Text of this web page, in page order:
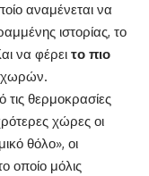
αναμένεται να
ιστορίας, το
να φέρει το πιο
χωρών.
θερμοκρασίες
χώρες οι
θόλο», οι
οποίο μόλις